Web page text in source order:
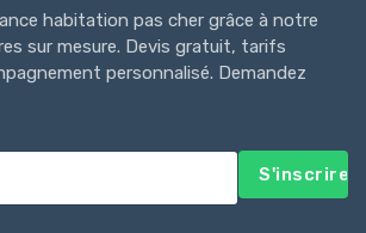
habitation pas cher grâce à notre
sur mesure. Devis gratuit, tarifs
personnalisé. Demandez
S'inscrire